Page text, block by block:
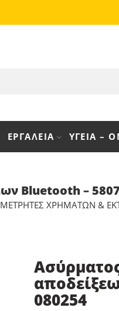
ΕΡΓΑΛΕΙΑ ΥΓΕΙΑ –
Bluetooth –
ΧΡΗΜΆΤΩΝ &
080254